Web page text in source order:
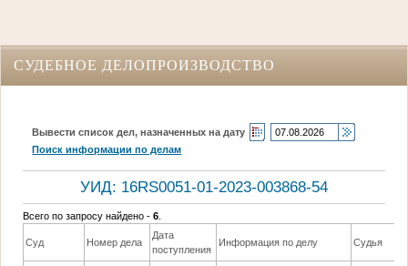
СУДЕБНОЕ ДЕЛОПРОИЗВОДСТВО
Вывести список дел, назначенных на дату
Поиск информации по делам
УИД: 16RS0051-01-2023-003868-54
Всего по запросу найдено -6
Суд Номер дела
Дата
поступления
Информация по делу Судья